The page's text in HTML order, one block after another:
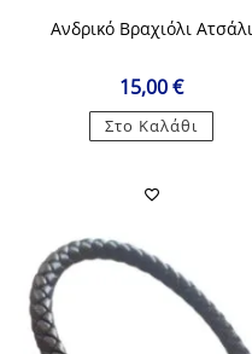
Ανδρικό Βραχιόλι Ατσάλι
15,00€
Στο Καλάθι